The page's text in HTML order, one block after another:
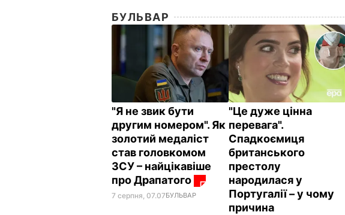
БУЛЬВАР
"Я не звик бути
другим номером". Як
золотий медаліст
став головкомом
ЗСУ – найцікавіше
про Драпатого
7 серпня, 07.07БУЛЬВАР
"Це дуже цінна
перевага".
Спадкоємиця
британського
престолу
народилася у
Португалії – у чому
причина